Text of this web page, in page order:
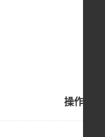
操作